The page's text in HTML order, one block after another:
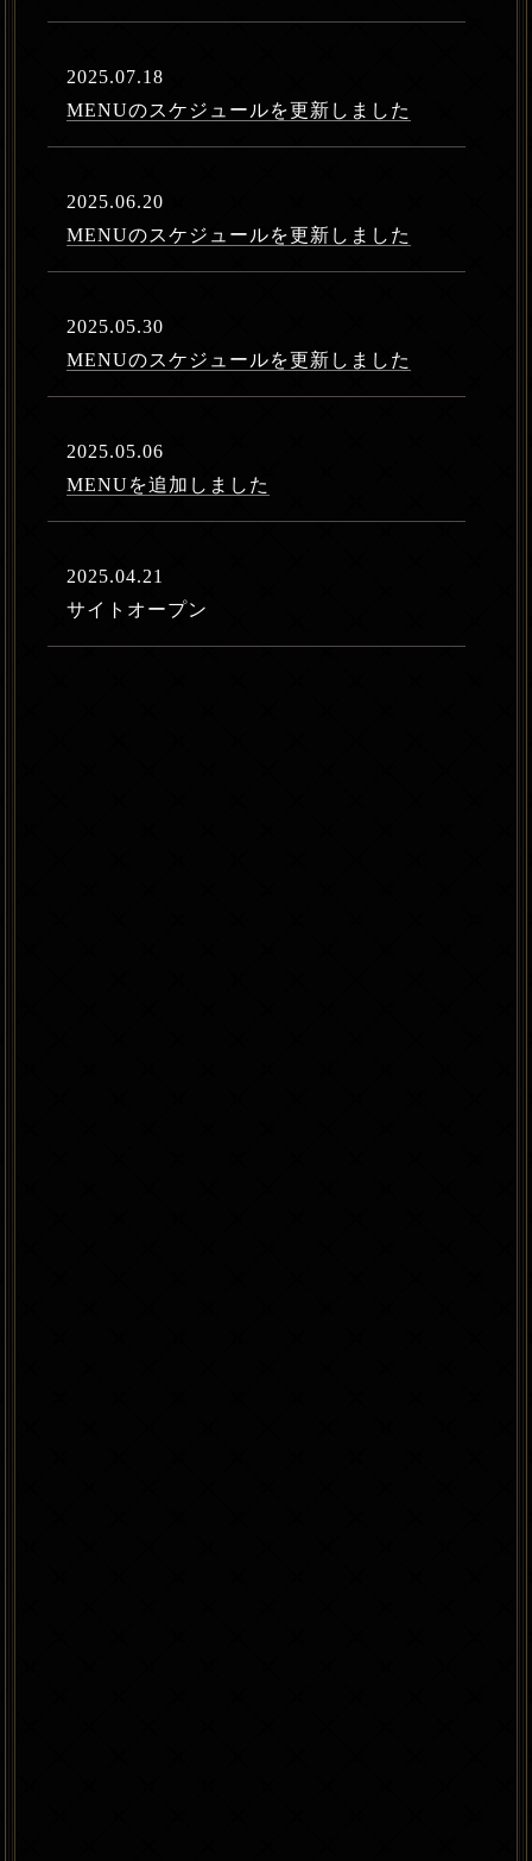
2025.07.18
MENUのスケジュールを更新しました
2025.06.20
MENUのスケジュールを更新しました
2025.05.30
MENUのスケジュールを更新しました
2025.05.06
MENUを追加しました
2025.04.21
サイトオープン